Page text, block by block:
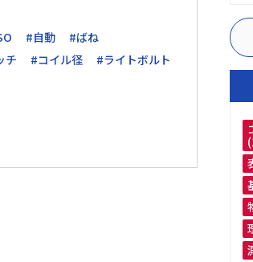
#自動
#ばね
チ #コイル径
#ライトボルト